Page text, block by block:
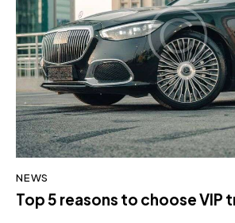
NEWS
Top 5 reasons to choose VIP